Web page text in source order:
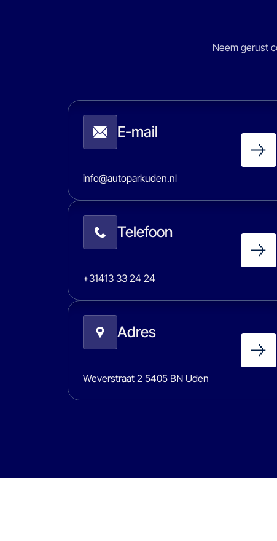
Neem gerust
E-mail
info@autoparkuden.nl
Telefoon
+31413 33 24 24
Adres
Weverstraat 2 5405 BN Uden